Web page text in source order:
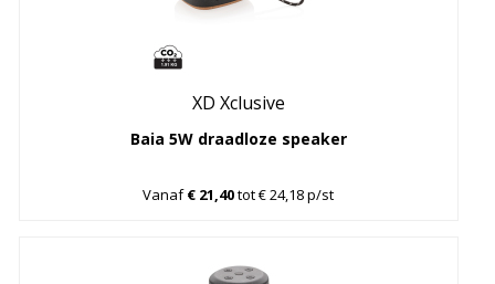
XD Xclusive
Baia 5W draadloze speaker
Vanaf€ 21,40tot € 24,18 p/st